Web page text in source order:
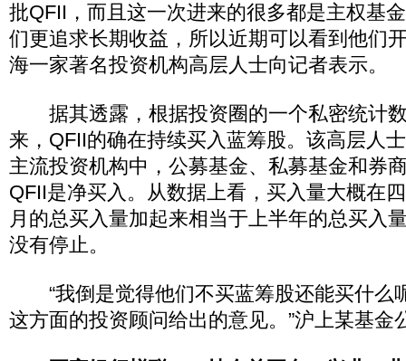
批QFII，而且这一次进来的很多都是主权基
们更追求长期收益，所以近期可以看到他们
海一家著名投资机构高层人士向记者表示。
据其透露，根据投资圈的一个私密统计
来，QFII的确在持续买入蓝筹股。该高层人
主流投资机构中，公募基金、私募基金和券
QFII是净买入。从数据上看，买入量大概在
月的总买入量加起来相当于上半年的总买入
没有停止。
“我倒是觉得他们不买蓝筹股还能买什么
这方面的投资顾问给出的意见。”沪上某基金